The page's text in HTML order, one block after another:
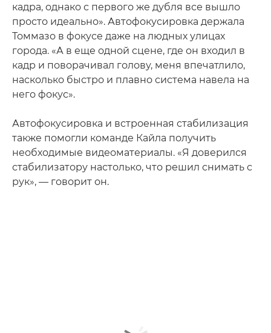
кадра, однако с первого же дубля все вышло
просто идеально». Автофокусировка держала
Томмазо в фокусе даже на людных улицах
города. «А в еще одной сцене, где он входил в
кадр и поворачивал голову, меня впечатлило,
насколько быстро и плавно система навела на
него фокус».
Автофокусировка и встроенная стабилизация
также помогли команде Кайла получить
необходимые видеоматериалы. «Я доверился
стабилизатору настолько, что решил снимать с
рук», — говорит он.